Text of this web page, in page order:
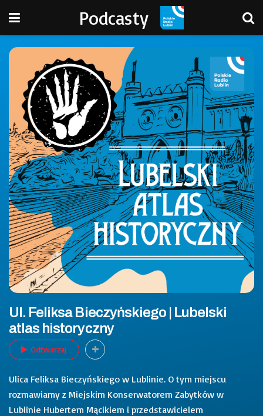
Podcasty
Ul. Feliksa Bieczyńskiego | Lubelski
atlas historyczny
Odtwarzaj
Ulica Feliksa Bieczyńskiego w Lublinie. O tym miejscu
rozmawiamy z Miejskim Konserwatorem Zabytków w
Lublinie Hubertem Mącikiem i przedstawicielem